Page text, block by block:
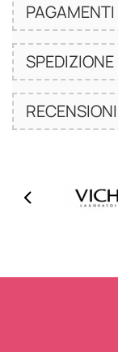
PAGAMENTI
SPEDIZIONE
RECENSIONI